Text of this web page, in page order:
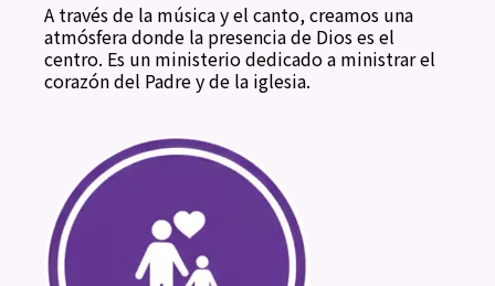
A través de la música y el canto, creamos una
atmósfera donde la presencia de Dios es el
centro. Es un ministerio dedicado a ministrar el
corazón del Padre y de la iglesia.